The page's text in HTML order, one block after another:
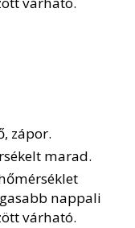
zápor.
marad.
nappali
várható.